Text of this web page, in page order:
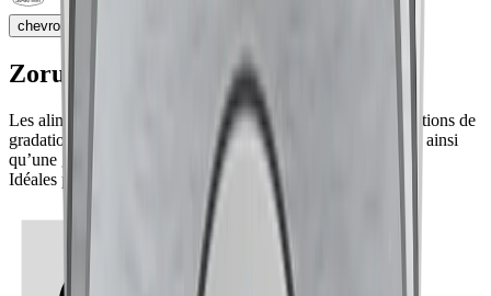
chevron_right
Zoruna® allimentation
Les alimentations Zoruna offrent un format compact, des options de
gradation flexibles comme la coupure de phase ou le DALI, ainsi
qu’une grande fiabilité au quotidien.
Idéales pour toutes les lampes Zoruna® Split.